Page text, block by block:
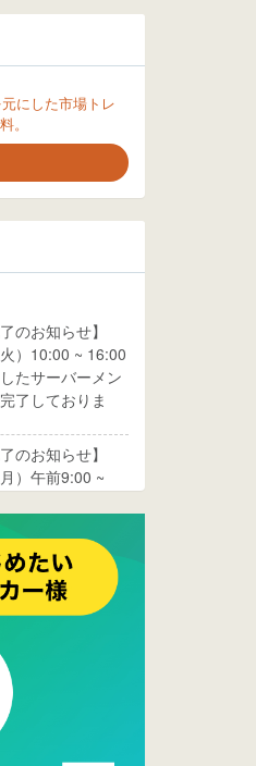
にした市場トレ
。
のお知らせ】
）10:00 ~ 16:00
たサーバーメン
了しておりま
のお知らせ】
）午前9:00 ~
載が始まりまし
い。
能を大幅バージ
こちら。⇒
し、サイトリニ
⇒